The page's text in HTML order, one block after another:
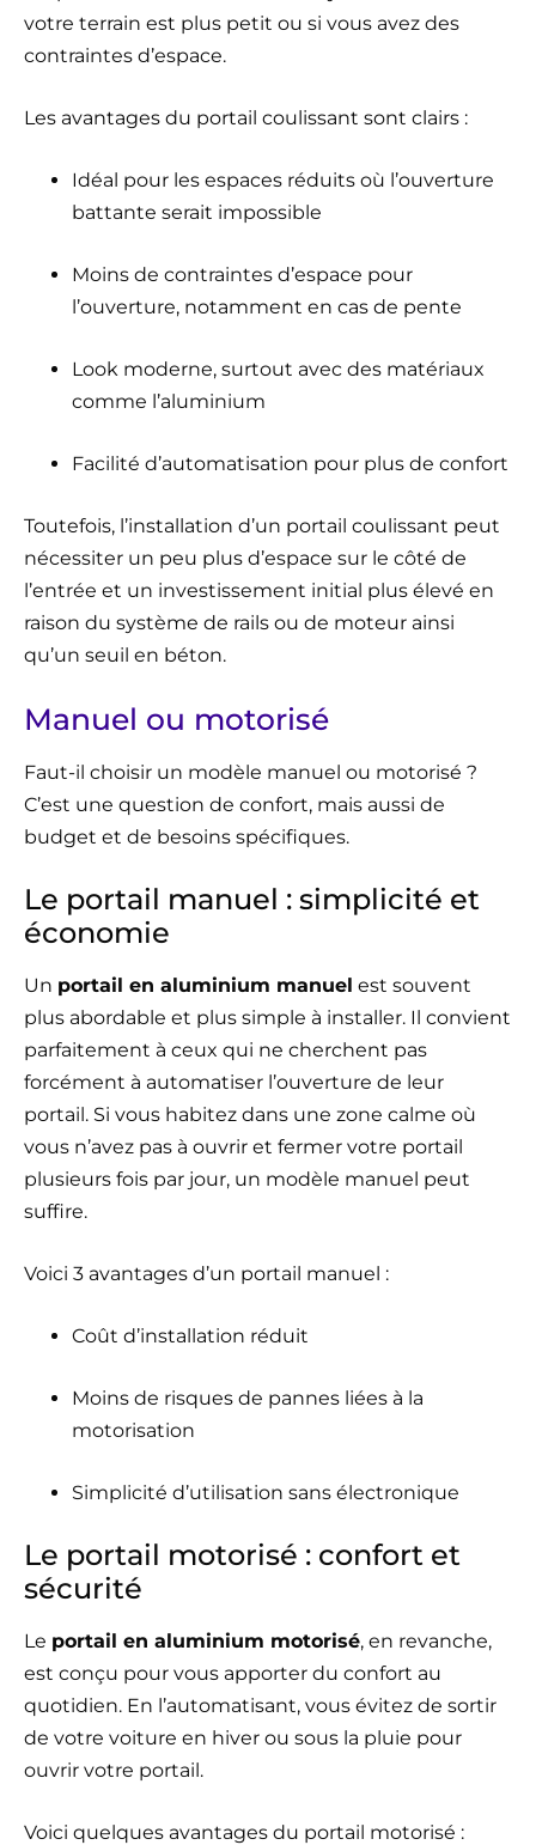
votre terrain est plus petit ou si vous avez des
contraintes d’espace.
Les avantages du portail coulissant sont clairs :
Idéal pour les espaces réduits où l’ouverture
battante serait impossible
Moins de contraintes d’espace pour
l’ouverture, notamment en cas de pente
Look moderne, surtout avec des matériaux
comme l’aluminium
Facilité d’automatisation pour plus de confort
Toutefois, l’installation d’un portail coulissant peut
nécessiter un peu plus d’espace sur le côté de
l’entrée et un investissement initial plus élevé en
raison du système de rails ou de moteur ainsi
qu’un seuil en béton.
Manuel ou motorisé
Faut-il choisir un modèle manuel ou motorisé ?
C’est une question de confort, mais aussi de
budget et de besoins spécifiques.
Le portail manuel : simplicité et
économie
Un portail en aluminium manuel est souvent
plus abordable et plus simple à installer. Il convient
parfaitement à ceux qui ne cherchent pas
forcément à automatiser l’ouverture de leur
portail. Si vous habitez dans une zone calme où
vous n’avez pas à ouvrir et fermer votre portail
plusieurs fois par jour, un modèle manuel peut
suffire.
Voici 3 avantages d’un portail manuel :
Coût d’installation réduit
Moins de risques de pannes liées à la
motorisation
Simplicité d’utilisation sans électronique
Le portail motorisé : confort et
sécurité
Le portail en aluminium motorisé, en revanche,
est conçu pour vous apporter du confort au
quotidien. En l’automatisant, vous évitez de sortir
de votre voiture en hiver ou sous la pluie pour
ouvrir votre portail.
Voici quelques avantages du portail motorisé :